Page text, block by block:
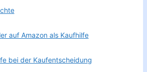
auf Amazon als Kaufhilfe
bei der Kaufentscheidung